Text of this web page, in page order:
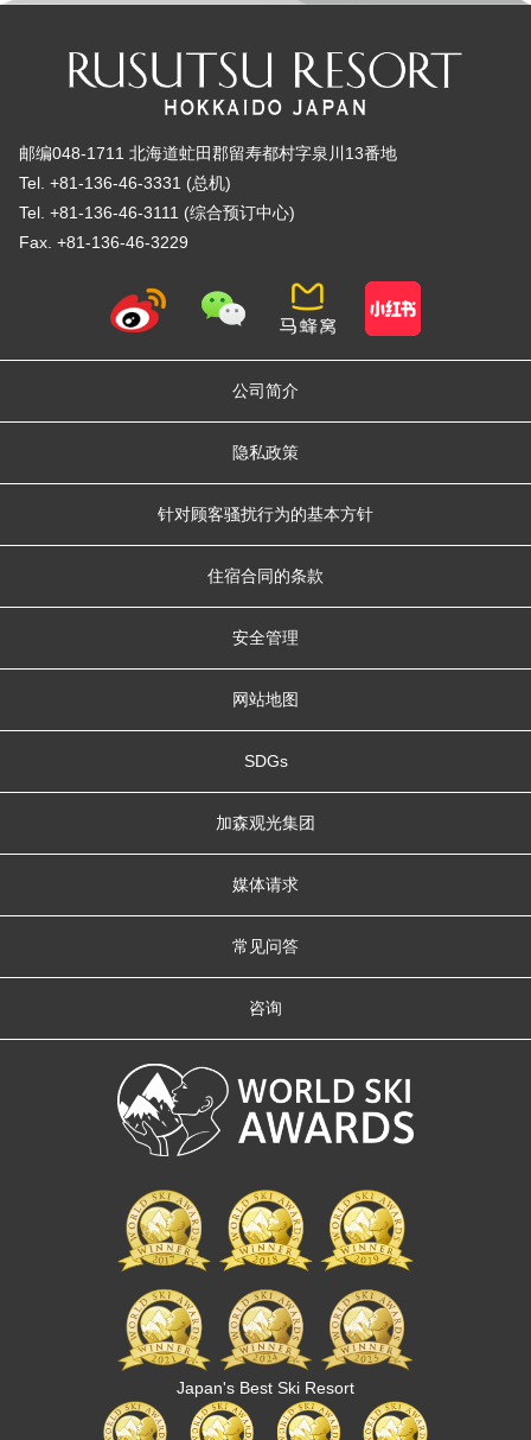
邮编048-1711 北海道虻田郡留寿都村字泉川13番地
Tel. +81-136-46-3331 (总机)
Tel. +81-136-46-3111 (综合预订中心)
Fax. +81-136-46-3229
Japan's Best Ski Resort
公司简介
隐私政策
针对顾客骚扰行为的基本方针
住宿合同的条款
安全管理
网站地图
SDGs
加森观光集团
媒体请求
常见问答
咨询